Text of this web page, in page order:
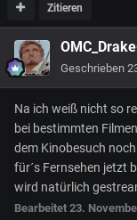
Zitieren
Geschrieben
Na ich weiß nicht so
bei bestimmten
dem Kinobesuch
für´s Fernsehen jetzt
wird natürlich
Bearbeitet 23.